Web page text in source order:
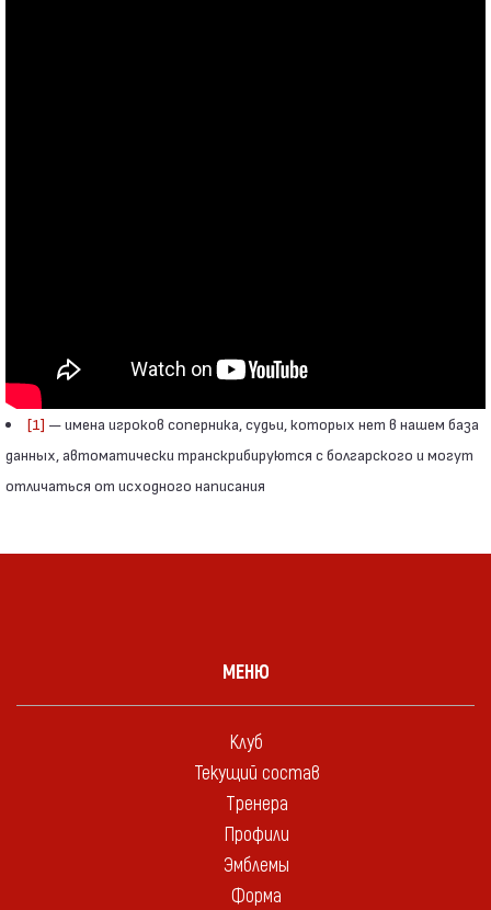
[1] — имена игроков соперника, судьи, которых нет в нашем база
данных, автоматически транскрибируются с болгарского и могут
отличаться от исходного написания
МЕНЮ
Клуб
Текущий состав
Тренера
Профили
Эмблемы
Форма